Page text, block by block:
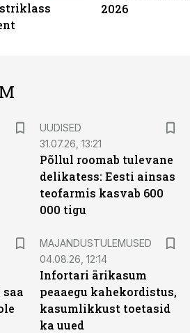
2026
UUDISED
31.07.26, 13:21
Põllul roomab tulevane
delikatess: Eesti ainsas
teofarmis kasvab 600
000 tigu
MAJANDUSTULEMUSED
04.08.26, 12:14
Infortari ärikasum
peaaegu kahekordistus,
kasumlikkust toetasid
ka uued